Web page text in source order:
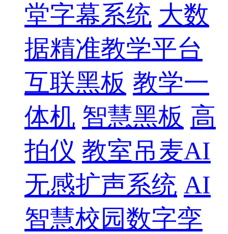
堂字幕系统 大数
据精准教学平台
互联黑板 教学一
体机 智慧黑板 高
拍仪 教室吊麦AI
无感扩声系统 AI
智慧校园数字孪